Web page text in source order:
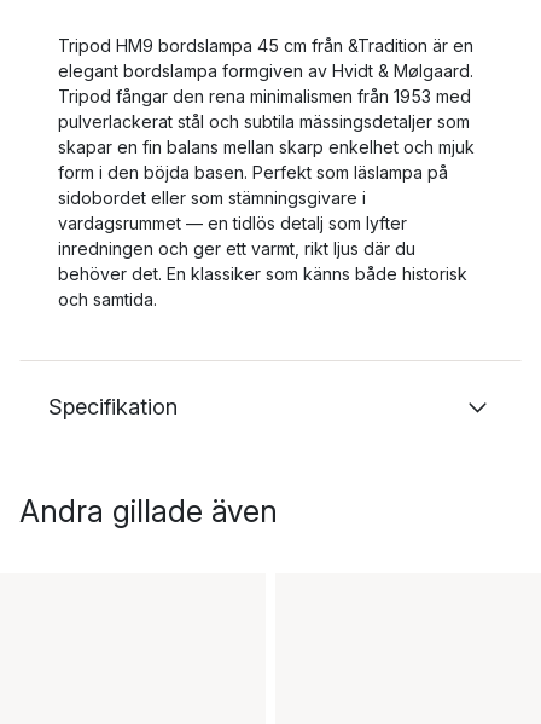
Tripod HM9 bordslampa 45 cm från &Tradition är en
elegant bordslampa formgiven av Hvidt & Mølgaard.
Tripod fångar den rena minimalismen från 1953 med
pulverlackerat stål och subtila mässingsdetaljer som
skapar en fin balans mellan skarp enkelhet och mjuk
form i den böjda basen. Perfekt som läslampa på
sidobordet eller som stämningsgivare i
vardagsrummet — en tidlös detalj som lyfter
inredningen och ger ett varmt, rikt ljus där du
behöver det. En klassiker som känns både historisk
och samtida.
Specifikation
Andra gillade även